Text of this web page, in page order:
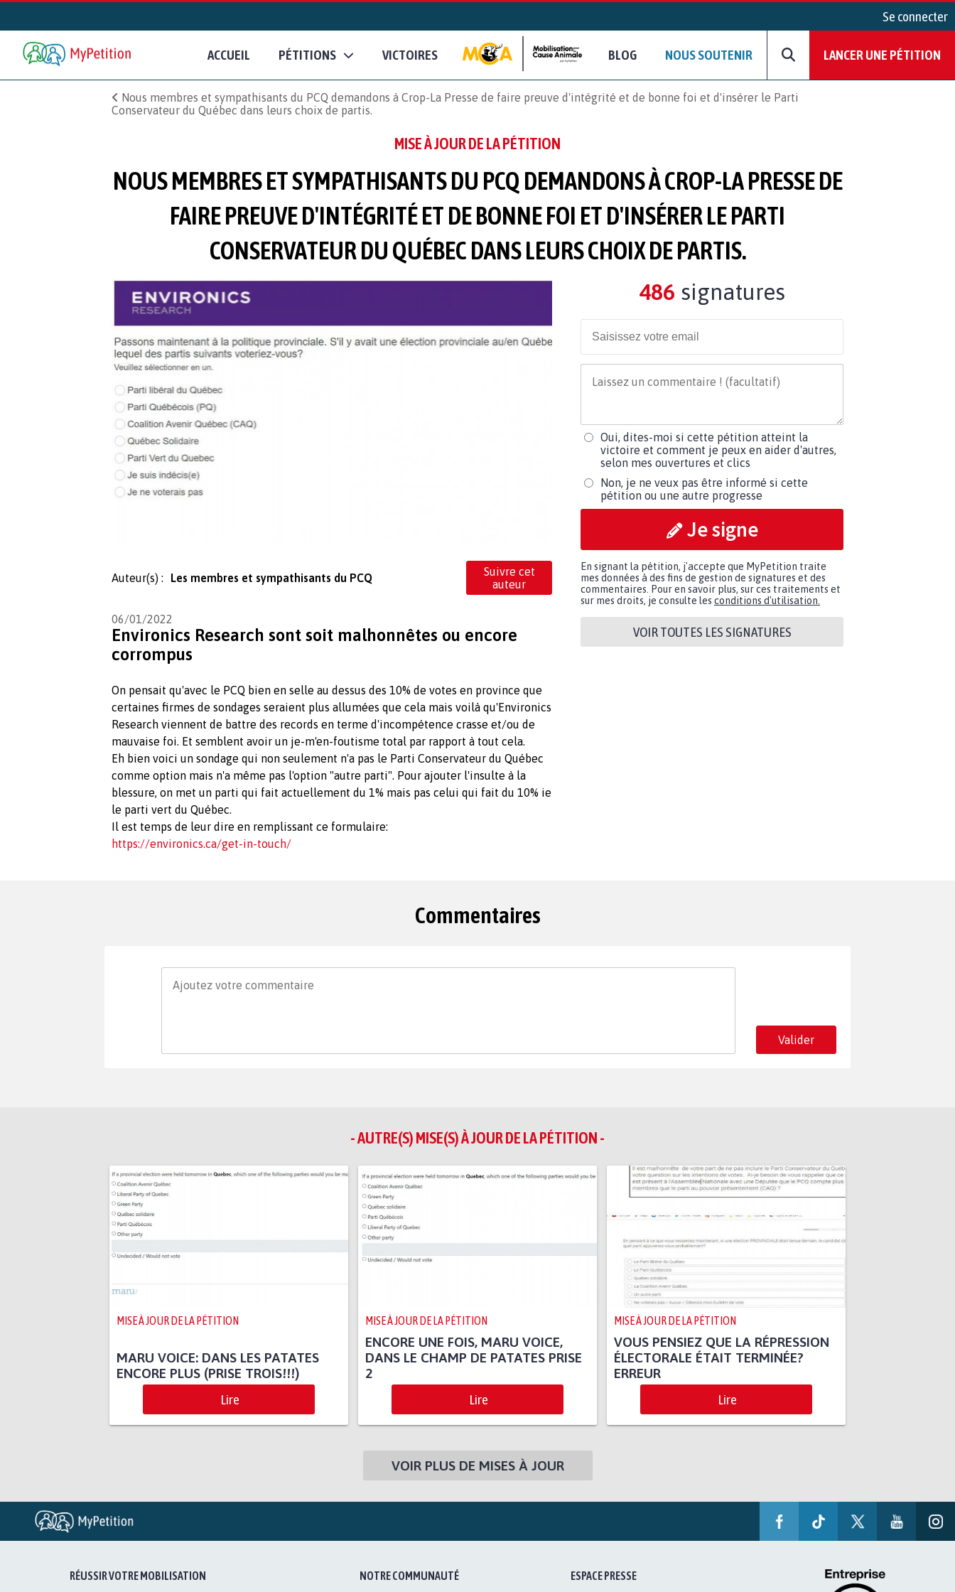
Se connecter
ACCUEIL PÉTITIONS VICTOIRES BLOG NOUS SOUTENIR LANCER UNE PÉTITION
Nous membres et sympathisants du PCQ demandons à Crop-La Presse de faire preuve d'intégrité et de bonne foi et d'insérer le Parti
Conservateur du Québec dans leurs choix de partis.
MISE À JOUR DE LA PÉTITION
NOUS MEMBRES ET SYMPATHISANTS DU PCQ DEMANDONS À CROP-LA PRESSE DE
FAIRE PREUVE D'INTÉGRITÉ ET DE BONNE FOI ET D'INSÉRER LE PARTI
CONSERVATEUR DU QUÉBEC DANS LEURS CHOIX DE PARTIS.
Auteur(s) : Les membres et sympathisants du PCQ
Suivre cet
auteur
06/01/2022
Environics Research sont soit malhonnêtes ou encore
corrompus
On pensait qu'avec le PCQ bien en selle au dessus des 10% de votes en province que
certaines firmes de sondages seraient plus allumées que cela mais voilà qu'Environics
Research viennent de battre des records en terme d'incompétence crasse et/ou de
mauvaise foi. Et semblent avoir un je-m'en-foutisme total par rapport à tout cela.
Eh bien voici un sondage qui non seulement n'a pas le Parti Conservateur du Québec
comme option mais n'a même pas l'option "autre parti". Pour ajouter l'insulte à la
blessure, on met un parti qui fait actuellement du 1% mais pas celui qui fait du 10% ie
le parti vert du Québec.
Il est temps de leur dire en remplissant ce formulaire:
https://environics.ca/get-in-touch/
486 signatures
Oui, dites-moi si cette pétition atteint la
victoire et comment je peux en aider d'autres,
selon mes ouvertures et clics
Non, je ne veux pas être informé si cette
pétition ou une autre progresse
Je signe
En signant la pétition, j'accepte que MyPetition traite
mes données à des fins de gestion de signatures et des
commentaires. Pour en savoir plus, sur ces traitements et
sur mes droits, je consulte les conditions d'utilisation.
VOIR TOUTES LES SIGNATURES
Commentaires
Valider
- AUTRE(S) MISE(S) À JOUR DE LA PÉTITION -
MISE À JOUR DE LA PÉTITION
MARU VOICE: DANS LES PATATES
ENCORE PLUS (PRISE TROIS!!!)
Lire
MISE À JOUR DE LA PÉTITION
ENCORE UNE FOIS, MARU VOICE,
DANS LE CHAMP DE PATATES PRISE
2
Lire
MISE À JOUR DE LA PÉTITION
VOUS PENSIEZ QUE LA RÉPRESSION
ÉLECTORALE ÉTAIT TERMINÉE?
ERREUR
Lire
VOIR PLUS DE MISES À JOUR
RÉUSSIR VOTRE MOBILISATION NOTRE COMMUNAUTÉ ESPACE PRESSE